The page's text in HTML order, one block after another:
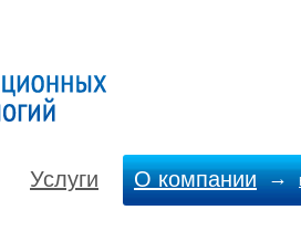
Услуги О компании →